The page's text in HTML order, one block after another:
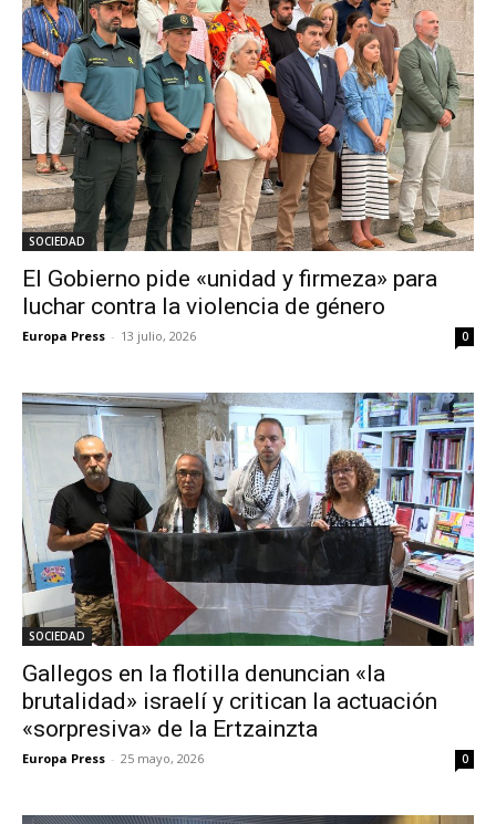
SOCIEDAD
El Gobierno pide «unidad y firmeza» para
luchar contra la violencia de género
Europa Press - 13 julio, 2026 0
SOCIEDAD
Gallegos en la flotilla denuncian «la
brutalidad» israelí y critican la actuación
«sorpresiva» de la Ertzainzta
Europa Press - 25 mayo, 2026 0